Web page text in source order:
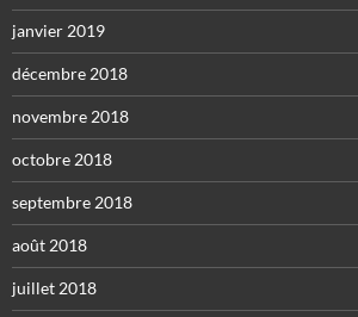
janvier 2019
décembre 2018
novembre 2018
octobre 2018
septembre 2018
août 2018
juillet 2018